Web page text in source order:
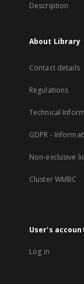
Description
About Library
Contact details
Regulations
Technical
GDPR -
Non-exclusive
Cluster WMBC
User's
Log in